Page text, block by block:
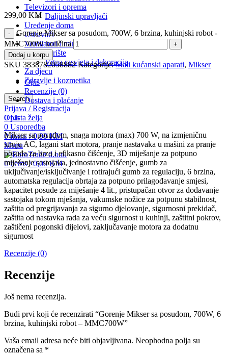
Televizori i oprema
Daljinski upravljači
Uređenje doma
Usisivači
Ventilatori i mini klime
Vrt i dvorište
Vrtna rasvjeta i dekoracija
Za djecu
Zdravlje i kozmetika
Search
Prijava / Registracija
0Lista želja
0 Usporedba
0items / 0,00KM
Menu
0items / 0,00KM
299,00 KM
Gorenje Mikser sa posudom, 700W, 6 brzina, kuhinjski robot -
MMC700W količina
Dodaj u korpu
SKU 3838782058882Kategorije: Mali kućanski aparati, Mikser
Opis
Recenzije (0)
Dostava i plaćanje
Opis
Mikser sa posudom, snaga motora (max) 700 W, na izmjeničnu
struju AC, lagani start motora, pranje nastavaka u mašini za pranje
posuđa za brzo i efikasno čišćenje, 3D miješanje za potpuno
miješanje sastojaka, jednostavno čišćenje, gumb za
uključivanje/isključivanje i rotirajući gumb za regulaciju, 6 brzina,
automatska regulacija obrtaja za potpuno prilagođavanje smjesi,
kapacitet posude za miješanje 4 lit., pristupačan otvor za dodavanje
sastojaka tokom mješanja, vakumske nožice za potpunu stabilnost,
zaštita od pregrijavanja za sigurno djelovanje, sigurnosni prekidač,
zaštita od nastavka rada za veću sigurnost u kuhinji, zaštitni pokrov,
zaštičeni pogonski dijelovi, zaključavanje motora za dodatnu
sigurnost
Recenzije (0)
Recenzije
Još nema recenzija.
Budi prvi koji će recenzirati “Gorenje Mikser sa posudom, 700W, 6
brzina, kuhinjski robot – MMC700W”
Vaša email adresa neće biti objavljivana. Neophodna polja su
označena sa *